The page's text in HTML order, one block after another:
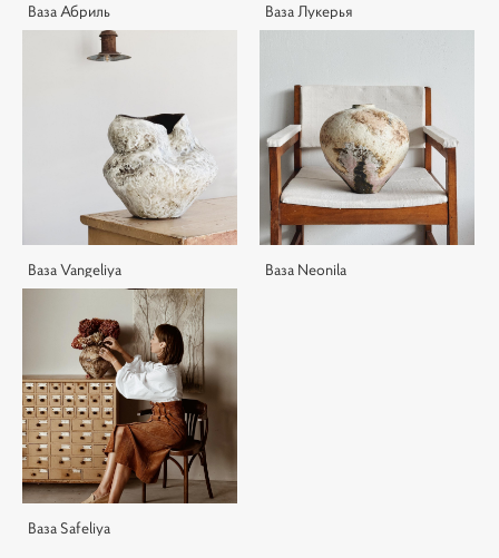
Ваза Абриль Ваза Лукерья
Ваза Vangeliya Ваза Neonila
Ваза Safeliya